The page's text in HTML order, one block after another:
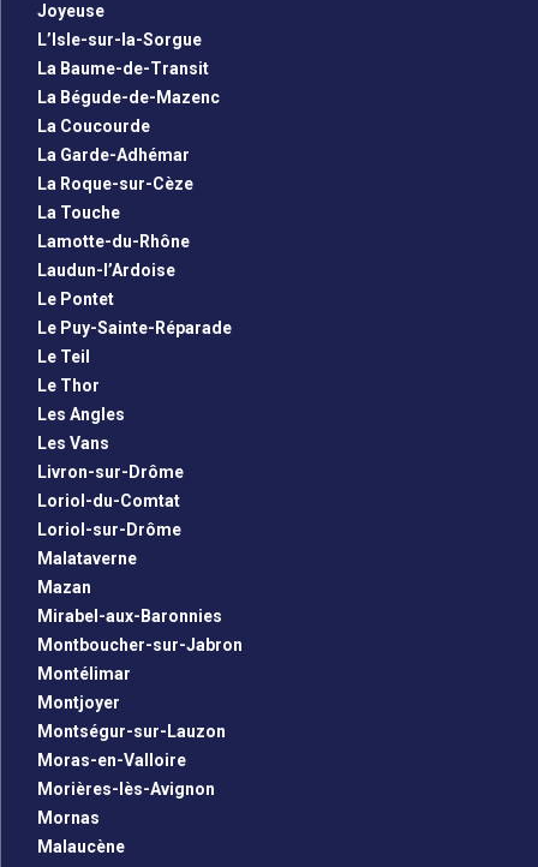
Joyeuse
L’Isle-sur-la-Sorgue
La Baume-de-Transit
La Bégude-de-Mazenc
La Coucourde
La Garde-Adhémar
La Roque-sur-Cèze
La Touche
Lamotte-du-Rhône
Laudun-l’Ardoise
Le Pontet
Le Puy-Sainte-Réparade
Le Teil
Le Thor
Les Angles
Les Vans
Livron-sur-Drôme
Loriol-du-Comtat
Loriol-sur-Drôme
Malataverne
Mazan
Mirabel-aux-Baronnies
Montboucher-sur-Jabron
Montélimar
Montjoyer
Montségur-sur-Lauzon
Moras-en-Valloire
Morières-lès-Avignon
Mornas
Malaucène